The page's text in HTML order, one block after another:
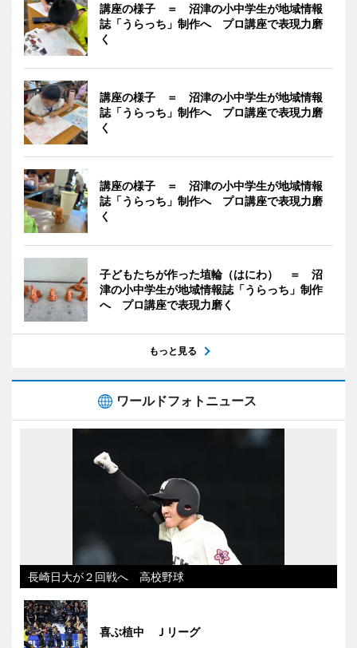
講座の様子 ＝ 沼津の小中学生が地域情報
誌「うらっち」制作へ プロ講座で表現力磨
く
講座の様子 ＝ 沼津の小中学生が地域情報
誌「うらっち」制作へ プロ講座で表現力磨
く
講座の様子 ＝ 沼津の小中学生が地域情報
誌「うらっち」制作へ プロ講座で表現力磨
く
子どもたちが作った埴輪（はにわ） ＝ 沼
津の小中学生が地域情報誌「うらっち」制作
へ プロ講座で表現力磨く
もっと見る
ワールドフォトニュース
長崎日大が２回戦へ 高校野球
喜ぶ植中 Ｊリーグ